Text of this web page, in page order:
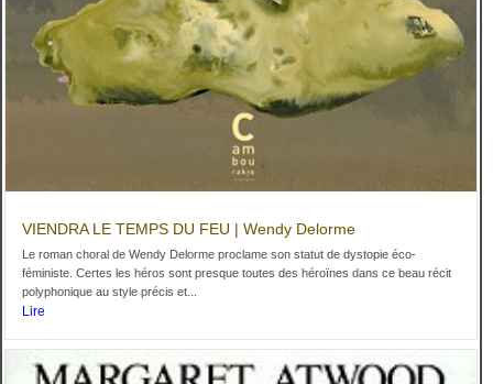
VIENDRA LE TEMPS DU FEU | Wendy Delorme
Le roman choral de Wendy Delorme proclame son statut de dystopie éco-
féministe. Certes les héros sont presque toutes des héroïnes dans ce beau récit
polyphonique au style précis et...
Lire